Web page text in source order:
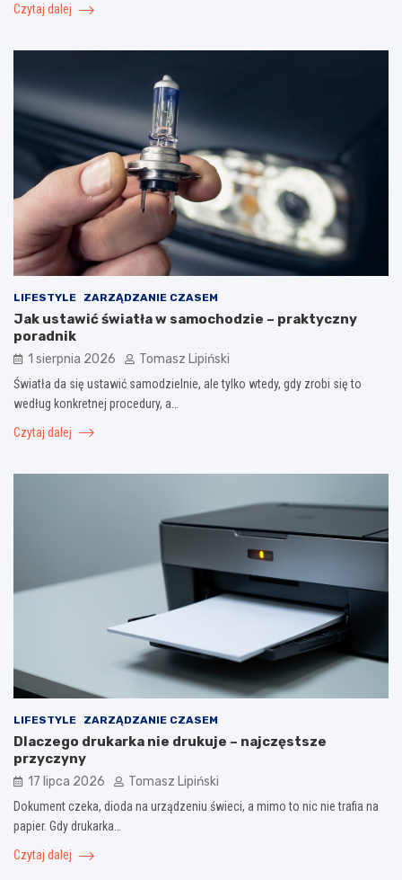
Czytaj dalej
LIFESTYLE ZARZĄDZANIE CZASEM
Jak ustawić światła w samochodzie – praktyczny
poradnik
1 sierpnia 2026 Tomasz Lipiński
Światła da się ustawić samodzielnie, ale tylko wtedy, gdy zrobi się to
według konkretnej procedury, a…
Czytaj dalej
LIFESTYLE ZARZĄDZANIE CZASEM
Dlaczego drukarka nie drukuje – najczęstsze
przyczyny
17 lipca 2026 Tomasz Lipiński
Dokument czeka, dioda na urządzeniu świeci, a mimo to nic nie trafia na
papier. Gdy drukarka…
Czytaj dalej